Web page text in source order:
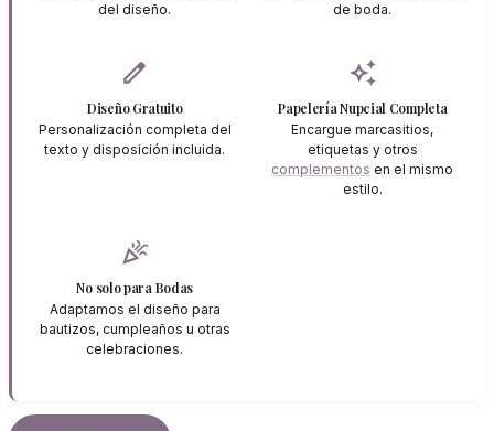
del diseño.
de boda.
edit
Diseño Gratuito
Personalización completa del
texto y disposición incluida.
auto_awesome
Papelería Nupcial Completa
Encargue marcasitios,
etiquetas y otros
complementos en el mismo
estilo.
celebration
No solo para Bodas
Adaptamos el diseño para
bautizos, cumpleaños u otras
celebraciones.